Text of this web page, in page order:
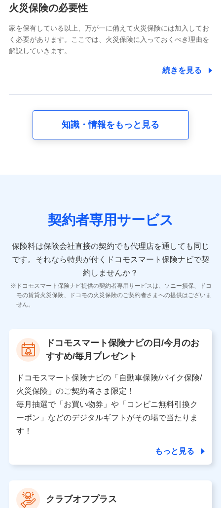
電話対応の品質向上およびお問合せ内容の正確な把握のため
6.採用応募者の個人情報
採用選考および入社手続を実施するため
8.取引先個人情報
取引先としての選定業務、営業情報の提供業務、契約締結手
10.受託業務の 個人情報
11.マイカー通勤管理クラウド並びに法人向けASPサー
ビスに関してのお問い合わせ情報
各種お問い合わせに対応するため
当社のサービスに関する情報提供や、皆様に有用なお知らせ
をお送りするため
当社の対応品質向上やお問い合わせ内容の正確な把握のため
個人情報保護管理者の職名、連絡先
〒103-0013 東京都中央区日本橋人形町2-14-10 アー
バンネット日本橋ビル 3F
株式会社ドコモ・インシュアランス
個人情報の第三者提供について
当社は利用目的の達成に必要な範囲内において個人情報
の取り扱いの全部または一部を委託する場合がありま
火災保険の必要性
家を保有している以上、万が一に備えて火災保険には加入してお
く必要があります。ここでは、火災保険に入っておくべき理由を
解説していきます。
続きを見る
知識・情報をもっと見る
契約者専用サービス
保険料は保険会社直接の契約でも代理店を通しても同じ
です。 それなら特典が付くドコモスマート保険ナビで契
約しませんか？
ドコモスマート保険ナビ提供の契約者専用サービスは、ソニー損保、ドコ
モの賃貸火災保険、ドコモの火災保険のご契約者さまへの提供はございま
せん。
ドコモスマート保険ナビの日/今月のお
すすめ/毎月プレゼント
ドコモスマート保険ナビの「自動車保険/バイク保険/
火災保険」のご契約者さま限定！
毎月抽選で「お買い物券」や「コンビニ無料引換ク
ーポン」などのデジタルギフトがその場で当たりま
す！
もっと見る
クラブオフプラス